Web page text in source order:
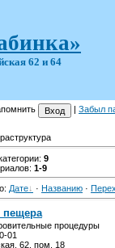
62 и 64
Забыл
9
1-9
Дате · Названию ·
пещера
процедуры
01
62, пом. 18